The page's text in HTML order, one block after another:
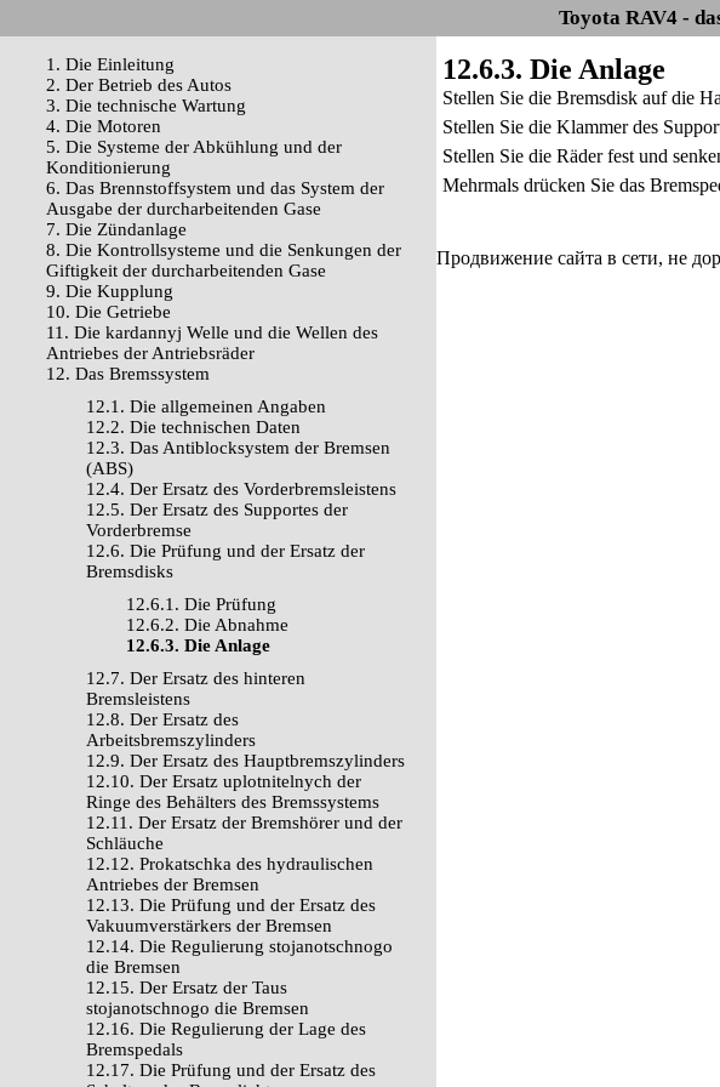
Toyota RAV4 -
1. Die Einleitung
2. Der Betrieb des Autos
3. Die technische Wartung
4. Die Motoren
5. Die Systeme der Abkühlung und der
Konditionierung
6. Das Brennstoffsystem und das System der
Ausgabe der durcharbeitenden Gase
7. Die Zündanlage
8. Die Kontrollsysteme und die Senkungen der
Giftigkeit der durcharbeitenden Gase
9. Die Kupplung
10. Die Getriebe
11. Die kardannyj Welle und die Wellen des
Antriebes der Antriebsräder
12. Das Bremssystem
12.1. Die allgemeinen Angaben
12.2. Die technischen Daten
12.3. Das Antiblocksystem der Bremsen
(ABS)
12.4. Der Ersatz des Vorderbremsleistens
12.5. Der Ersatz des Supportes der
Vorderbremse
12.6. Die Prüfung und der Ersatz der
Bremsdisks
12.6.1. Die Prüfung
12.6.2. Die Abnahme
12.6.3. Die Anlage
12.7. Der Ersatz des hinteren
Bremsleistens
12.8. Der Ersatz des
Arbeitsbremszylinders
12.9. Der Ersatz des Hauptbremszylinders
12.10. Der Ersatz uplotnitelnych der
Ringe des Behälters des Bremssystems
12.11. Der Ersatz der Bremshörer und der
Schläuche
12.12. Prokatschka des hydraulischen
Antriebes der Bremsen
12.13. Die Prüfung und der Ersatz des
Vakuumverstärkers der Bremsen
12.14. Die Regulierung stojanotschnogo
die Bremsen
12.15. Der Ersatz der Taus
stojanotschnogo die Bremsen
12.16. Die Regulierung der Lage des
Bremspedals
12.17. Die Prüfung und der Ersatz des
12.6.3. Die Anlage
Stellen Sie die Bremsdisk auf die
Stellen Sie die Klammer des
Stellen Sie die Räder fest und
Mehrmals drücken Sie das
Продвижение сайта в сети, не